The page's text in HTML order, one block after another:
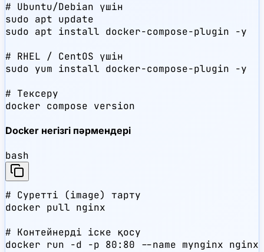
# Ubuntu/Debian үшін
sudo apt update
sudo apt install docker-compose-plugin -y
# RHEL / CentOS үшін
sudo yum install docker-compose-plugin -y
# Тексеру
docker compose version
Docker негізгі пәрмендері
bash
# Суретті (image) тарту
docker pull nginx
# Контейнерді іске қосу
docker run -d -p 80:80 --name mynginx nginx